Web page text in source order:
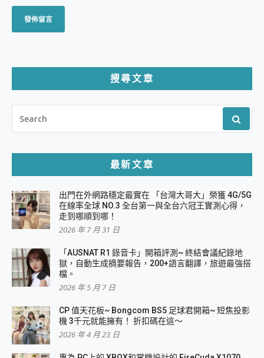
搜尋文章
FOR:
最新文章
出門在外網路穩定最實在 「台灣大哥大」榮獲 4G/5G
在線率全球 NO.3 全台第一與全台六冠王實測心得，
走到哪順到哪！
2026 年 7 月 31 日
「AUSNAT R1 錄音卡」開箱評測~ 終結會議紀錄地
獄，自動生成摘要報告，200+語言翻譯，旅遊最強搭
檔。
2026 年 5 月 7 日
CP 值天花板~ Bongcom BS5 足球君開箱~ 短焦投影
機 3千元就能擁有！ 折扣碼在這～
2026 年 4 月 23 日